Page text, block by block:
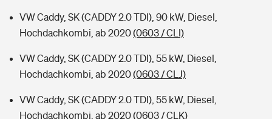
VW Caddy, SK (CADDY 2.0 TDI), 90 kW, Diesel,
Hochdachkombi, ab 2020(0603 / CLI)
VW Caddy, SK (CADDY 2.0 TDI), 55 kW, Diesel,
Hochdachkombi, ab 2020(0603 / CLJ)
VW Caddy, SK (CADDY 2.0 TDI), 55 kW, Diesel,
Hochdachkombi, ab 2020(0603 / CLK)